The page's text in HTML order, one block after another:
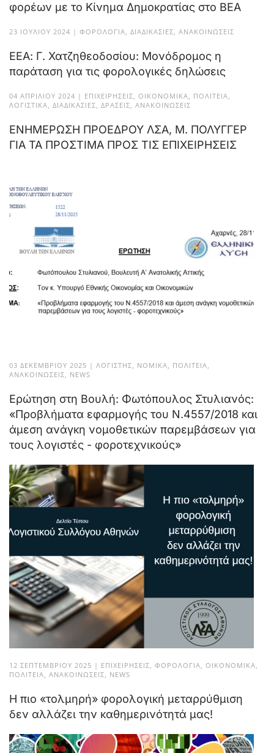
φορέων με το Κίνημα Δημοκρατίας στο ΒΕΑ
23 ΙΟΥΛΊΟΥ 2024 | ΦΟΡΟΛΟΓΊΑ, ΔΙΑΔΙΚΑΣΊΕΣ, ΑΝΑΚΟΙΝΏΣΕΙΣ
ΕΕΑ: Γ. Χατζηθεοδοσίου: Μονόδρομος η
παράταση για τις φορολογικές δηλώσεις
04 ΑΠΡΙΛΊΟΥ 2024 | ΕΠΙΧΕΙΡΉΣΕΙΣ, ΟΙΚΟΝΟΜΙΚΆ, ΠΟΛΙΤΕΊΑ,
ΛΟΓΙΣΤΙΚΆ, ΔΙΑΔΙΚΑΣΊΕΣ, ΔΡΆΣΕΙΣ, ΑΝΑΚΟΙΝΏΣΕΙΣ
ΕΝΗΜΕΡΩΣΗ ΠΡΟΕΔΡΟΥ ΛΣΑ, Μ. ΠΟΛΥΓΓΕΡ
ΓΙΑ ΤΑ ΠΡΟΣΤΙΜΑ ΠΡΟΣ ΤΙΣ ΕΠΙΧΕΙΡΗΣΕΙΣ
03 ΔΕΚΕΜΒΡΊΟΥ 2025 | ΛΟΓΙΣΤΉΣ, ΝΟΜΙΚΆ, ΠΟΛΙΤΕΊΑ,
ΑΝΑΚΟΙΝΏΣΕΙΣ, NEWS
Ερώτηση στη Βουλή: Φωτόπουλος Στυλιανός:
«Προβλήματα εφαρμογής του Ν.4557/2018 και
άμεση ανάγκη νομοθετικών παρεμβάσεων για
τους λογιστές - φοροτεχνικούς»
12 ΣΕΠΤΕΜΒΡΊΟΥ 2025 | ΕΠΙΧΕΙΡΉΣΕΙΣ, ΦΟΡΟΛΟΓΊΑ, ΟΙΚΟΝΟΜΙΚΆ,
ΠΟΛΙΤΕΊΑ, ΑΝΑΚΟΙΝΏΣΕΙΣ, NEWS
Η πιο «τολμηρή» φορολογική μεταρρύθμιση
δεν αλλάζει την καθημερινότητά μας!